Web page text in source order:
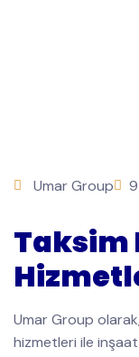
Umar Group
Taksim
Umar Group olarak,
hizmetleri ile